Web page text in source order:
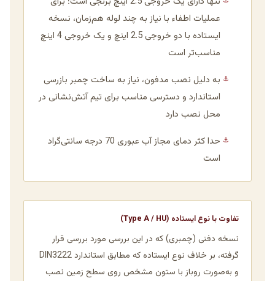
عملیات اطفاء با نیاز به چند لوله هم‌زمان، نسخه
ایستاده با دو خروجی 2.5 اینچ و یک خروجی 4 اینچ
مناسب‌تر است
⚓ به دلیل نصب مدفون، نیاز به ساخت چمبر بازرسی
استاندارد و دسترسی مناسب برای تیم آتش‌نشانی در
محل نصب دارد
⚓
حدا کثر دمای مجاز آب عبوری 70 درجه سانتی‌گراد
است
تفاوت با نوع ایستاده (Type A / HU)
نسخه دفنی (چمبری) که در این بررسی مورد بررسی قرار
گرفته، بر خلاف نوع ایستاده که مطابق استاندارد DIN3222
و به‌صورت روباز با ستون مشخص روی سطح زمین نصب